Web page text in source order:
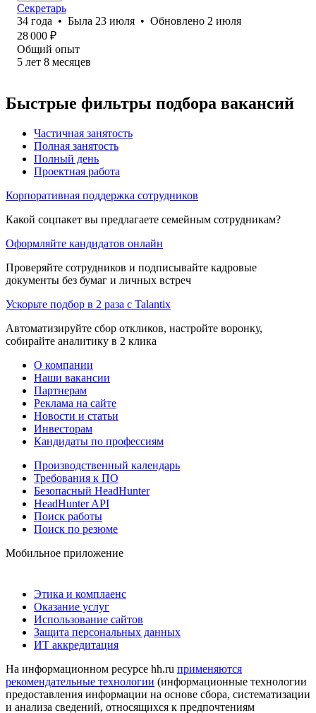
Секретарь
34 года • Была 23 июля • Обновлено 2 июля
28 000 ₽
Общий опыт
5 лет 8 месяцев
Быстрые фильтры подбора вакансий
Частичная занятость
Полная занятость
Полный день
Проектная работа
Корпоративная поддержка сотрудников
Какой соцпакет вы предлагаете семейным сотрудникам?
Оформляйте кандидатов онлайн
Проверяйте сотрудников и подписывайте кадровые
документы без бумаг и личных встреч
Ускорьте подбор в 2 раза с Talantix
Автоматизируйте сбор откликов, настройте воронку,
собирайте аналитику в 2 клика
О компании
Наши вакансии
Партнерам
Реклама на сайте
Новости и статьи
Инвесторам
Кандидаты по профессиям
Производственный календарь
Требования к ПО
Безопасный HeadHunter
HeadHunter API
Поиск работы
Поиск по резюме
Мобильное приложение
Этика и комплаенс
Оказание услуг
Использование сайтов
Защита персональных данных
ИТ аккредитация
На информационном ресурсе hh.ru применяются
рекомендательные технологии (информационные технологии
предоставления информации на основе сбора, систематизации
и анализа сведений, относящихся к предпочтениям